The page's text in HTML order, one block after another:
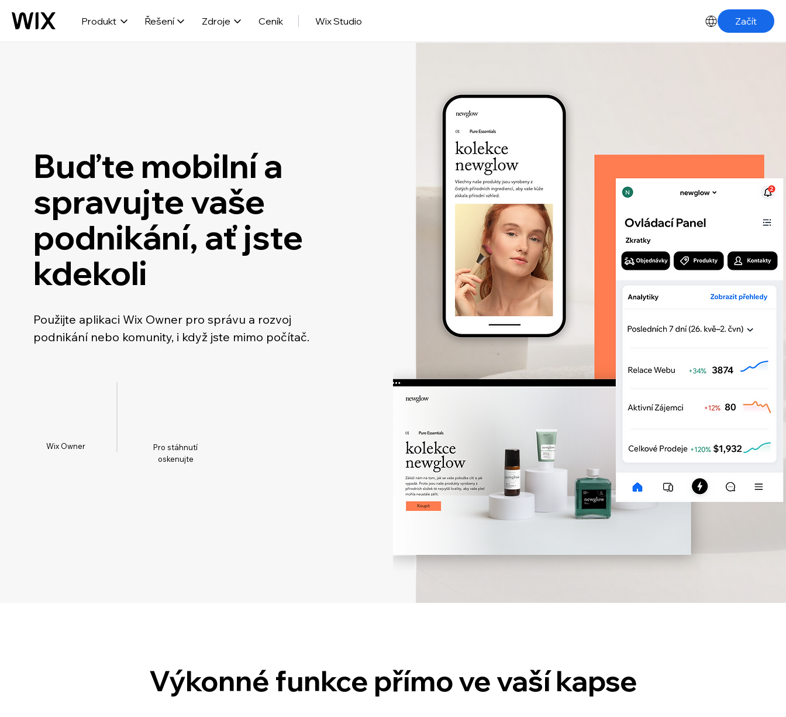
Produkt Řešení Zdroje Ceník Wix Studio Začít
Buďte mobilní a
spravujte vaše
podnikání, ať jste
kdekoli
Použijte aplikaci Wix Owner pro správu a rozvoj
podnikání nebo komunity, i když jste mimo počítač.
Wix Owner
Pro stáhnutí
oskenujte
Výkonné funkce přímo ve vaší kapse